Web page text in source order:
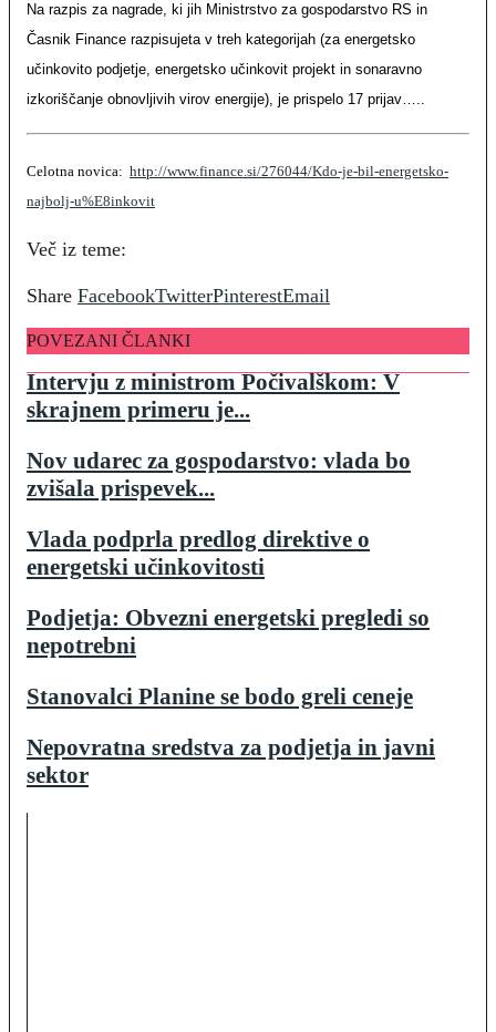
Na razpis za nagrade, ki jih Ministrstvo za gospodarstvo RS in
Časnik Finance razpisujeta v treh kategorijah (za energetsko
učinkovito podjetje, energetsko učinkovit projekt in sonaravno
izkoriščanje obnovljivih virov energije), je prispelo 17 prijav…..
Celotna novica: http://www.finance.si/276044/Kdo-je-bil-energetsko-
najbolj-u%E8inkovit
Več iz teme:
Share FacebookTwitterPinterestEmail
POVEZANI ČLANKI
Intervju z ministrom Počivalškom: V
skrajnem primeru je...
Nov udarec za gospodarstvo: vlada bo
zvišala prispevek...
Vlada podprla predlog direktive o
energetski učinkovitosti
Podjetja: Obvezni energetski pregledi so
nepotrebni
Stanovalci Planine se bodo greli ceneje
Nepovratna sredstva za podjetja in javni
sektor